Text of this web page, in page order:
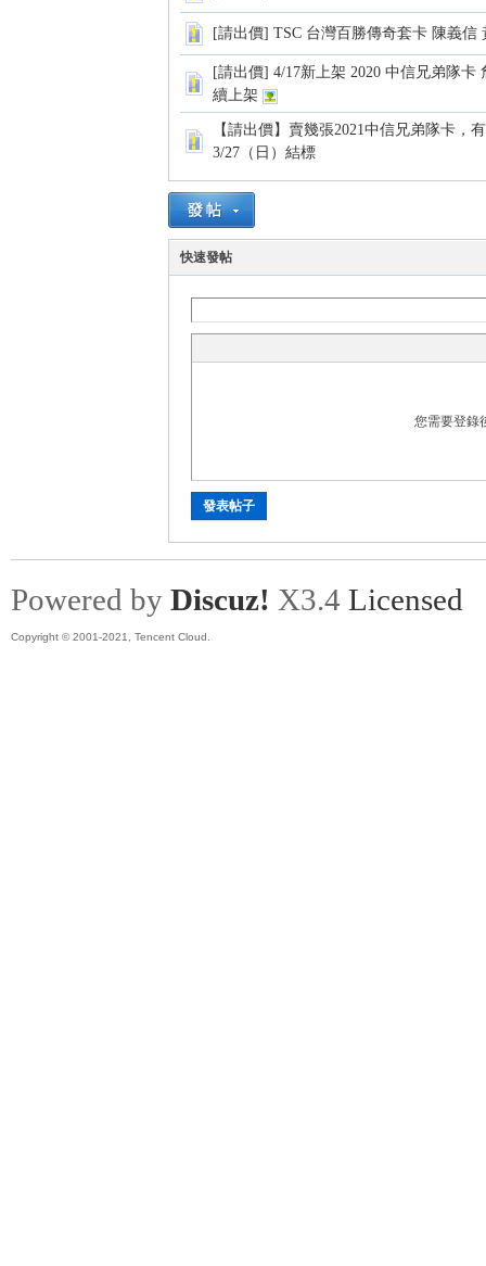
[請出價] TSC 台灣百勝傳奇套卡 陳義信
[請出價] 4/17新上架 2020 中信兄弟隊
續上架
【請出價】賣幾張2021中信兄弟隊卡，
3/27（日）結標
快速發帖
您需要登錄
發表帖子
Powered by Discuz! X3.4 Licensed
Copyright © 2001-2021, Tencent Cloud.